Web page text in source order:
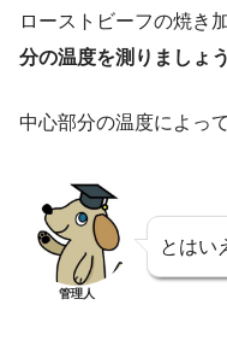
ローストビーフの焼き
分の温度を測りましょう
中心部分の温度によっ
管理人
とはい